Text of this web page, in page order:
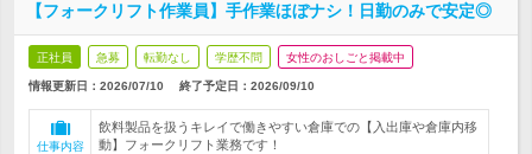
【フォークリフト作業員】手作業ほぼナシ！日勤のみで安定◎
正社員 急募 転勤なし 学歴不問 女性のおしごと掲載中
情報更新日：2026/07/10 終了予定日： 2026/09/10
仕事内容
飲料製品を扱うキレイで働きやすい倉庫での【入出庫や倉庫内移
動】フォークリフト業務です！